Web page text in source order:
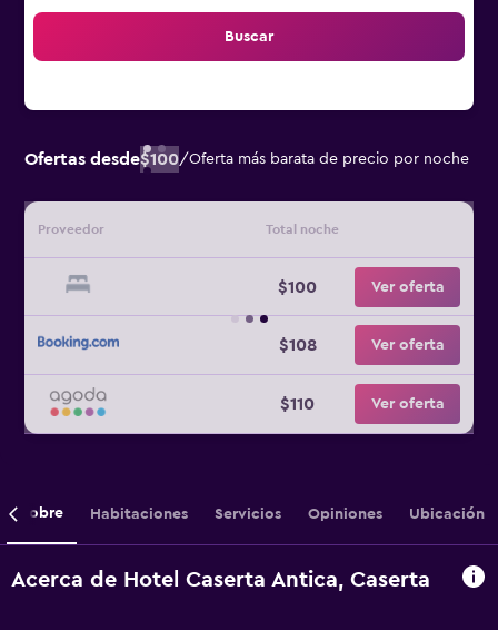
Buscar
Ofertas desde$100/Oferta más barata de precio por noche
Proveedor Total noche
$100 Ver oferta
$108 Ver oferta
$110 Ver oferta
Sobre Habitaciones Servicios Opiniones Ubicación
Acerca de Hotel Caserta Antica, Caserta